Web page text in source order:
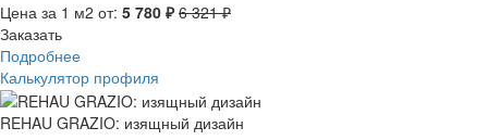
Цена за 1 м2 от: 5 780 ₽ 6 321 ₽
Заказать
Подробнее
Калькулятор профиля
REHAU GRAZIO: изящный дизайн